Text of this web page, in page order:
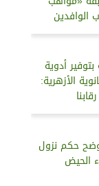
الوافدين
أدوية
الأزهرية:
حكم نزول
الحيض